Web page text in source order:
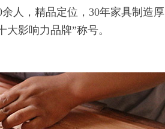
人，精品定位，30年家具制造厚
大影响力品牌”称号。